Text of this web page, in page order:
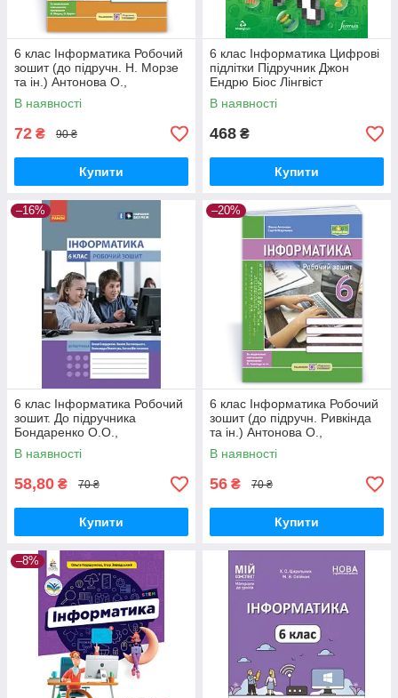
6 клас Інформатика Робочий
зошит (до підручн. Н. Морзе
та ін.) Антонова О.,
Мартинюк С. ПіП
В наявності
72 ₴ 90 ₴
Купити
6 клас Інформатика Цифрові
підлітки Підручник Джон
Ендрю Біос Лінгвіст
В наявності
468 ₴
Купити
–16%
6 клас Інформатика Робочий
зошит. До підручника
Бондаренко О.О.,
Ластовецький В.В. Ранок
В наявності
58,80 ₴ 70 ₴
Купити
–20%
6 клас Інформатика Робочий
зошит (до підручн. Ривкінда
та ін.) Антонова О.,
Мартинюк С. ПіП
В наявності
56 ₴ 70 ₴
Купити
–8%